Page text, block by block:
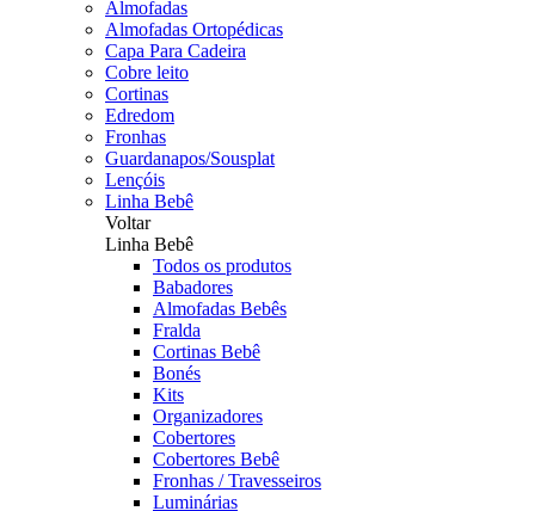
Almofadas
Almofadas Ortopédicas
Capa Para Cadeira
Cobre leito
Cortinas
Edredom
Fronhas
Guardanapos/Sousplat
Lençóis
Linha Bebê
Voltar
Linha Bebê
Todos os produtos
Babadores
Almofadas Bebês
Fralda
Cortinas Bebê
Bonés
Kits
Organizadores
Cobertores
Cobertores Bebê
Fronhas / Travesseiros
Luminárias